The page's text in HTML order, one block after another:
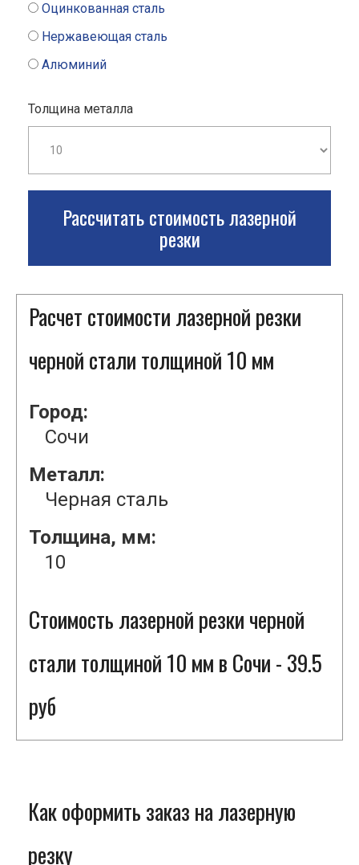
Оцинкованная сталь
Нержавеющая сталь
Алюминий
Толщина металла
Рассчитать стоимость лазерной
резки
Расчет стоимости лазерной резки
черной стали толщиной 10 мм
Город:
Сочи
Металл:
Черная сталь
Толщина, мм:
10
Стоимость лазерной резки черной
стали толщиной 10 мм в Сочи - 39.5
руб
Как оформить заказ на лазерную
резку